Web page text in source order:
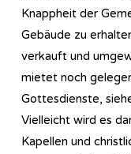
Knappheit der
Gebäude zu
verkauft und
mietet noch
Gottesdienste,
Vielleicht wird es
Kapellen und